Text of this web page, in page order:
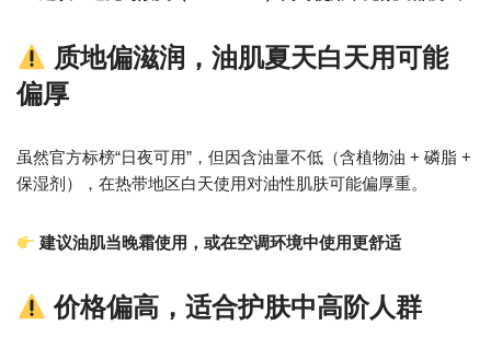
质地偏滋润，油肌夏天白天用可能
偏厚
虽然官方标榜“日夜可用”，但因含油量不低（含植物油 + 磷脂 +
保湿剂），在热带地区白天使用对油性肌肤可能偏厚重。
建议油肌当晚霜使用，或在空调环境中使用更舒适
价格偏高，适合护肤中高阶人群